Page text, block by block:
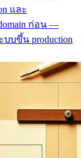
และ
ก่อน —
บขึ้น production